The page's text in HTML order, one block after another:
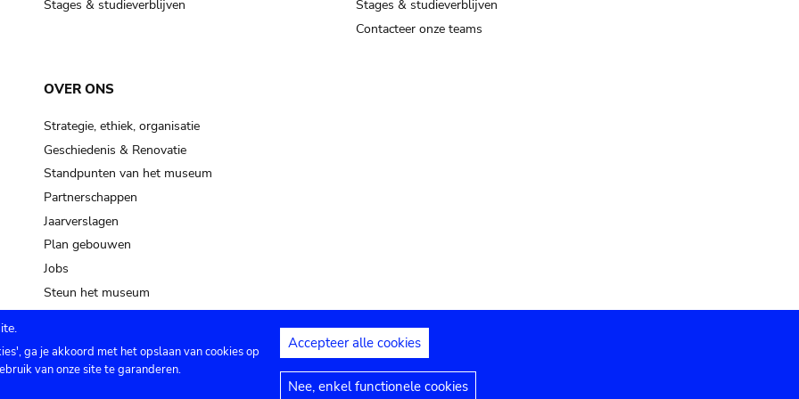
Stages & studieverblijven
Stages & studieverblijven
Contacteer onze teams
OVER ONS
Strategie, ethiek, organisatie
Geschiedenis & Renovatie
Standpunten van het museum
Partnerschappen
Jaarverslagen
Plan gebouwen
Jobs
Steun het museum
Privacy instellingen Juridische mededelingen
ga je akkoord met het opslaan van cookies op
van onze site te garanderen.
Accepteer alle cookies
Nee, enkel functionele cookies